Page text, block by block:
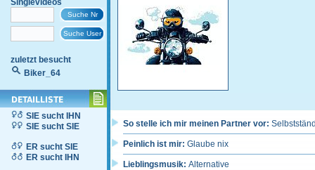
Singlevideos
zuletzt besucht
Biker_64
SIE sucht IHN
SIE sucht SIE
ER sucht SIE
ER sucht IHN
So stelle ich mir meinen Partner vor:
Peinlich ist mir: Glaube nix
Lieblingsmusik: Alternative